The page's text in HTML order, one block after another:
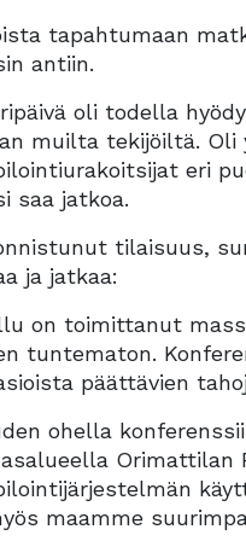
tapahtumaan
antiin.
oli todella
muilta tekijöiltä.
eri
saa jatkoa.
tilaisuus,
ja jatkaa:
on toimittanut
tuntematon.
päättävien
ohella
Orimattilan
maamme